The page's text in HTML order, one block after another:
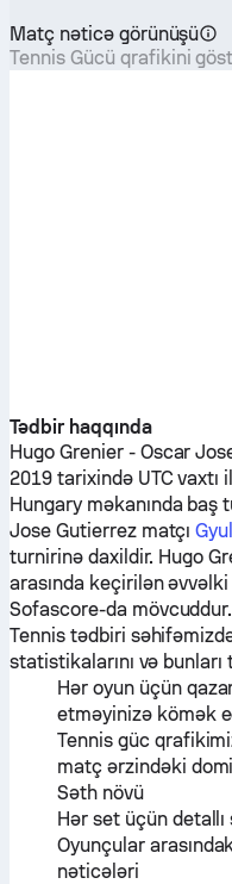
Matç nəticə görünüşü
Tennis Gücü qrafikini
Tədbir haqqında
Hugo Grenier- Oscar
2019 tarixində UTC vaxtı
Hungary məkanında baş
Jose Gutierrezmatçı
turnirinə daxildir. Hugo
arasında keçirilən
Sofascore-da mövcuddur.
Tennis tədbiri
statistikalarını və
Hər oyun üçün
etməyinizə kömək
Tennis güc
matç ərzindəki
Səth növü
Hər set üçün
Oyunçular
nəticələri